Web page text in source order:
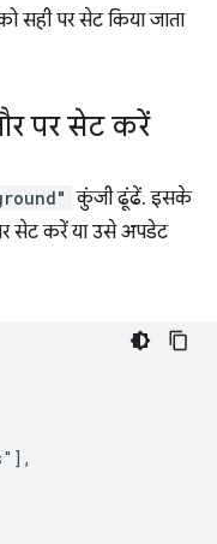
सही पर सेट किया जाता
पर सेट करें
कुंजी ढूंढें. इसके
सेट करें या उसे अपडेट